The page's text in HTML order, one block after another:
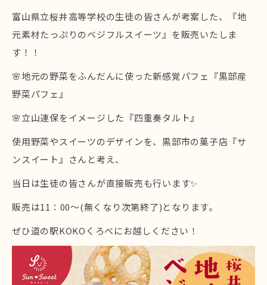
富山県立桜井高等学校の生徒の皆さんが考案した、『地
元素材たっぷりのベジフルスイーツ』を販売いたしま
す！！
🌸地元の野菜をふんだんに使った新感覚パフェ『黒部産
野菜パフェ』
🌸立山連保をイメージした『四重奏タルト』
使用野菜やスイーツのデザインを、黒部市の菓子店『サ
ンスイート』さんと考え、
当日は生徒の皆さんが直接販売も行います✨
販売は11：00～(無くなり次第終了)となります。
ぜひ道の駅KOKOくろべにお越しください！